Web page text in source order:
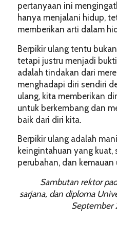
pertanyaan ini
hanya menjalani hidup,
memberikan arti dalam
Berpikir ulang tentu
tetapi justru menjadi
adalah tindakan dari
menghadapi diri sendiri
ulang, kita memberikan
untuk berkembang dan
baik dari diri kita.
Berpikir ulang adalah
keingintahuan yang
perubahan, dan
Sambutan rektor
sarjana, dan diploma
September